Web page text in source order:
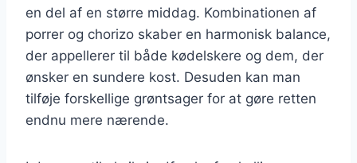
en del af en større middag. Kombinationen af
porrer og chorizo skaber en harmonisk balance,
der appellerer til både kødelskere og dem, der
ønsker en sundere kost. Desuden kan man
tilføje forskellige grøntsager for at gøre retten
endnu mere nærende.